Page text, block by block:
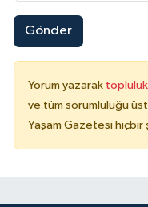
Gönder
Yorum yazarak topluluk
ve tüm sorumluluğu
Yaşam Gazetesi